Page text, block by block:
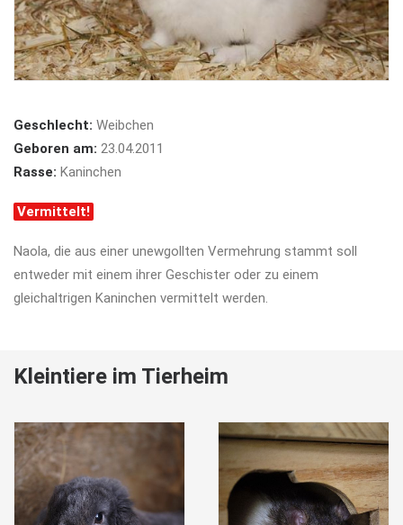
Geschlecht: Weibchen
Geboren am: 23.04.2011
Rasse: Kaninchen
Vermittelt!
Naola, die aus einer unewgollten Vermehrung stammt soll
entweder mit einem ihrer Geschister oder zu einem
gleichaltrigen Kaninchen vermittelt werden.
Kleintiere im Tierheim